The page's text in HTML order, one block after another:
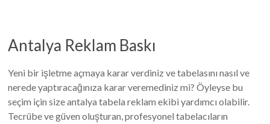
Antalya Reklam Baskı
Yeni bir işletme açmaya karar verdiniz ve tabelasını nasıl ve
nerede yaptıracağınıza karar veremediniz mi? Öyleyse bu
seçim için size antalya tabela reklam ekibi yardımcı olabilir.
Tecrübe ve güven oluşturan, profesyonel tabelacıların